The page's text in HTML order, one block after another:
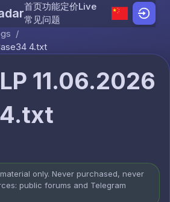
Skip to content
首页功能定价Live
常见问题
/
4.txt
11.06.2026
only. Never purchased, never
public forums and Telegram